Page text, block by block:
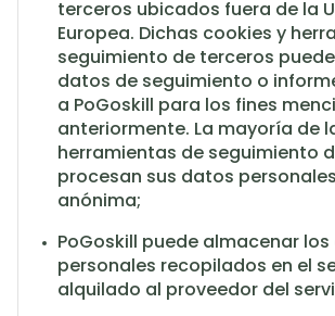
terceros ubicados fuera de la
Europea. Dichas cookies y
seguimiento de terceros
datos de seguimiento o
a PoGoskill para los fines
anteriormente. La mayoría de
herramientas de seguimiento
procesan sus datos
anónima;
PoGoskill puede almacenar
personales recopilados en el
alquilado al proveedor del